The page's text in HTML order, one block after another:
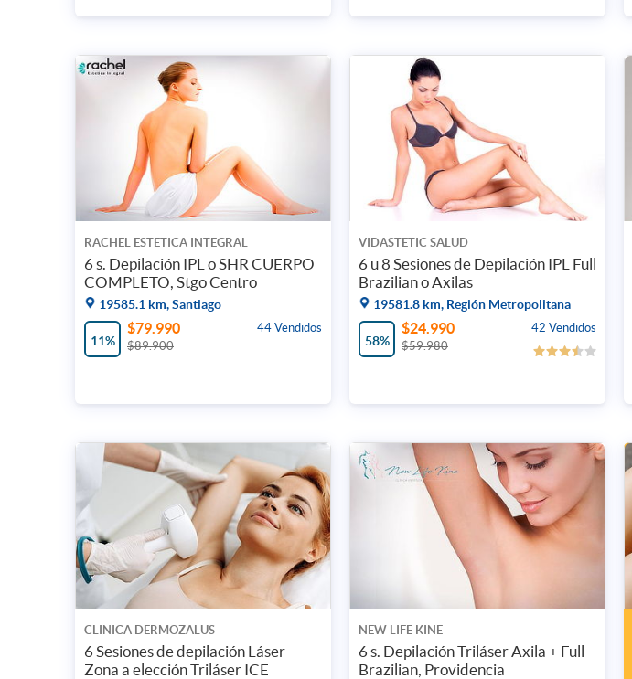
RACHEL ESTETICA INTEGRAL
6 s. Depilación IPL o SHR CUERPO
COMPLETO, Stgo Centro
19585.1 km, Santiago
11%
44 Vendidos
$79.990
$89.900
VIDASTETIC SALUD
6 u 8 Sesiones de Depilación IPL Full
Brazilian o Axilas
19581.8 km, Región Metropolitana
58%
42 Vendidos
$24.990
$59.980
CLINICA DERMOZALUS
6 Sesiones de depilación Láser
Zona a elección Triláser ICE
NEW LIFE KINE
6 s. Depilación Triláser Axila + Full
Brazilian, Providencia